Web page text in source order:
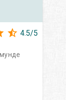
4.5/5